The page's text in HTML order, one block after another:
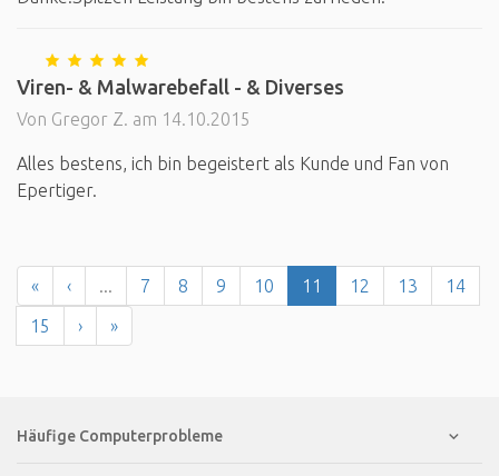
Viren- & Malwarebefall - & Diverses
Von Gregor Z. am 14.10.2015
Alles bestens, ich bin begeistert als Kunde und Fan von
Epertiger.
« ‹ ... 7 8 9 10 11 12 13
14
15
› »
Häufige Computerprobleme